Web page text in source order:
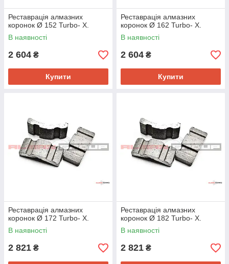
Реставрація алмазних
коронок Ø 152 Turbo- Х.
В наявності
2 604 ₴
Купити
Реставрація алмазних
коронок Ø 162 Turbo- Х.
В наявності
2 604 ₴
Купити
Реставрація алмазних
коронок Ø 172 Turbo- Х.
В наявності
2 821 ₴
Реставрація алмазних
коронок Ø 182 Turbo- Х.
В наявності
2 821 ₴